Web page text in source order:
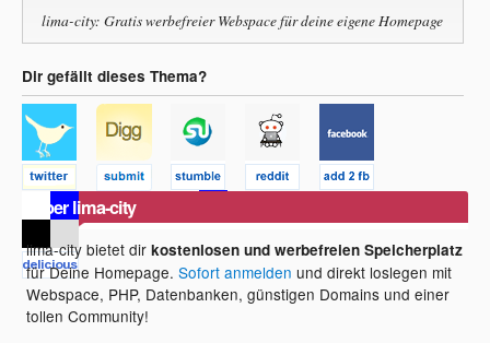
lima-city: Gratis werbefreier Webspace für deine eigene Homepage
Dir gefällt dieses Thema?
Über lima-city
lima-city bietet dirkostenlosen und werbefreien Speicherplatz
für Deine Homepage.Sofort anmelden und direkt loslegen mit
Webspace, PHP, Datenbanken, günstigen Domains und einer
tollen Community!